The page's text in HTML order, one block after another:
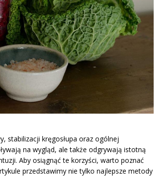
stabilizacji kręgosłupa oraz ogólnej
na wygląd, ale także odgrywają istotną
Aby osiągnąć te korzyści, warto poznać
przedstawimy nie tylko najlepsze metody